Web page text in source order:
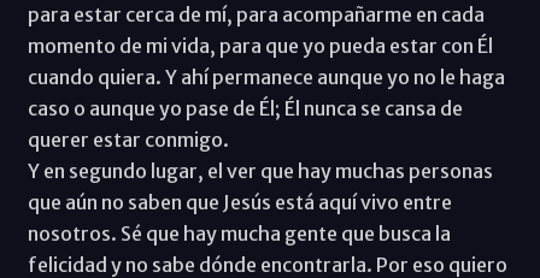
para estar cerca de mí, para acompañarme en cada
momento de mi vida, para que yo pueda estar con Él
cuando quiera. Y ahí permanece aunque yo no le haga
caso o aunque yo pase de Él; Él nunca se cansa de
querer estar conmigo.
Y en segundo lugar, el ver que hay muchas personas
que aún no saben que Jesús está aquí vivo entre
nosotros. Sé que hay mucha gente que busca la
felicidad y no sabe dónde encontrarla. Por eso quiero